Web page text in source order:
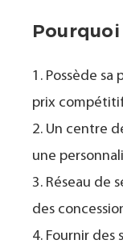
Pourquoi
1. Possède
prix
2. Un centre
une
3. Réseau de
des
4. Fournir